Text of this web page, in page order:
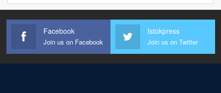
Facebook
Join us on Facebook
Istokpress
Join us on Twitter